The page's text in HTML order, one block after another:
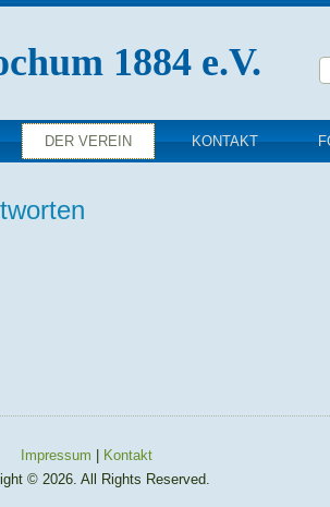
1884 e.V.
DER VEREIN KONTAKT
Impressum
Kontakt
© 2026. All Rights Reserved.